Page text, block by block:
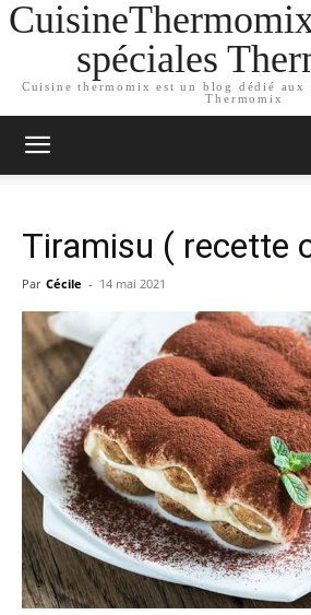
spéciales
Cuisine thermomix est un blog dédié aux
Thermomix
Tiramisu ( recette
Par Cécile - 14 mai 2021